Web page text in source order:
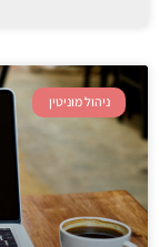
ניהול מוניטין